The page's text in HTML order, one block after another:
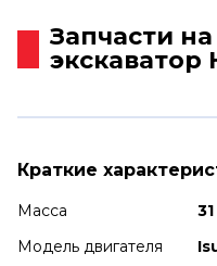
Запчасти
экскаватор
Краткие
Масса
Модель двигателя